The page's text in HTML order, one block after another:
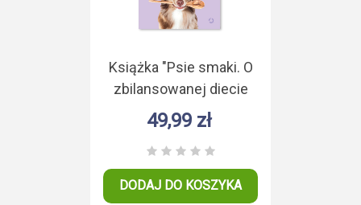
Książka "Psie smaki. O
zbilansowanej diecie
psa" A. Cholewiak -
Góralczyk
49,99 zł
DODAJ DO KOSZYKA